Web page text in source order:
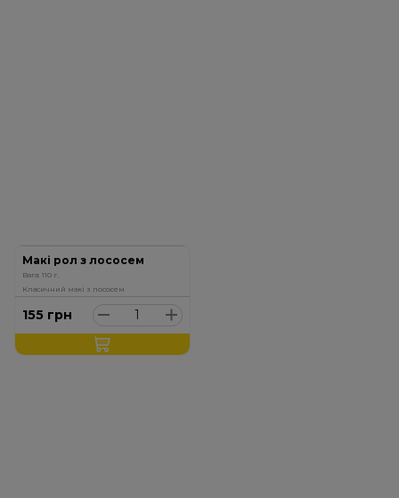
Макі рол з лососем
Вага: 110 г.
Класичний макі з лососем
155 грн